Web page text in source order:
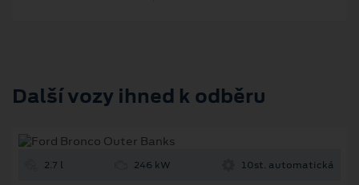
Další vozy ihned k odběru
2.7 l 246 kW 10st. automatická